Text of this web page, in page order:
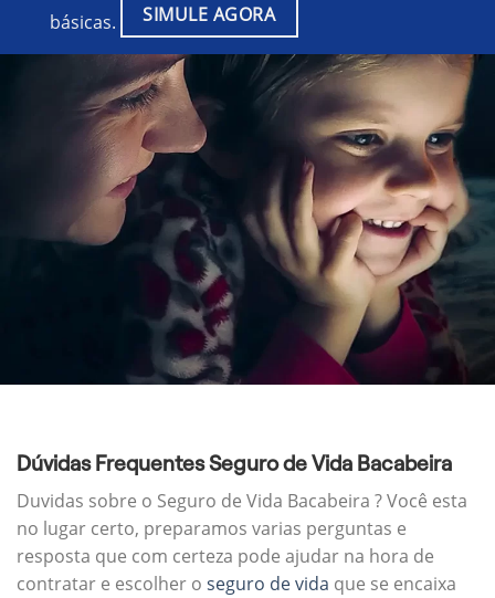
básicas.
SIMULE AGORA
Dúvidas Frequentes Seguro de Vida Bacabeira
Duvidas sobre o Seguro de Vida Bacabeira ? Você esta
no lugar certo, preparamos varias perguntas e
resposta que com certeza pode ajudar na hora de
contratar e escolher o seguro de vida que se encaixa